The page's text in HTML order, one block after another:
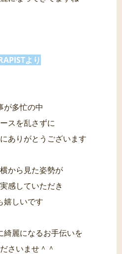
より
が多忙の中
スを乱さずに
ありがとうございます
から見た姿勢が
感していただき
嬉しいです
綺麗になるお手伝いを
さいませ＾＾